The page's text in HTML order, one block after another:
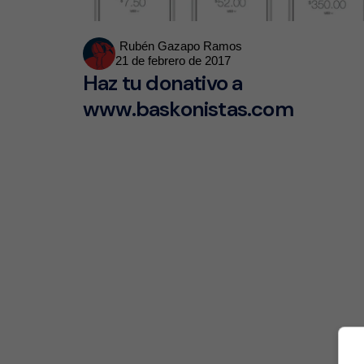
Posted
by
Rubén Gazapo Ramos
21 de febrero de 2017
Haz tu donativo a
www.baskonistas.com